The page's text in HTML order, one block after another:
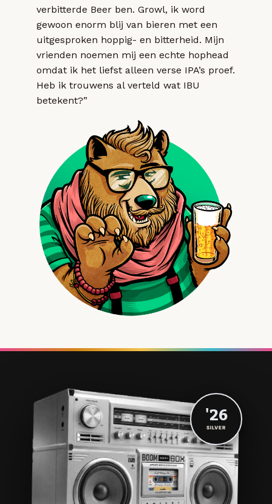
verbitterde Beer ben. Growl, ik word
gewoon enorm blij van bieren met een
uitgesproken hoppig- en bitterheid. Mijn
vrienden noemen mij een echte hophead
omdat ik het liefst alleen verse IPA’s proef.
Heb ik trouwens al verteld wat IBU
betekent?”
'26
SILVER